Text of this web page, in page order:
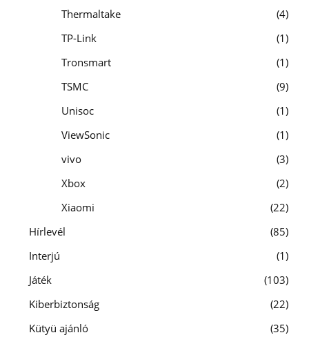
Thermaltake
4
TP-Link
1
Tronsmart
1
TSMC
9
Unisoc
1
ViewSonic
1
vivo
3
Xbox
2
Xiaomi
22
Hírlevél
85
Interjú
1
Játék
103
Kiberbiztonság
22
Kütyü ajánló
35